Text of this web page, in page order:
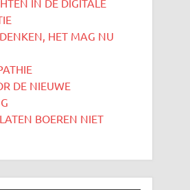
IN DE DIGITALE
HET MAG NU
DE NIEUWE
BOEREN NIET